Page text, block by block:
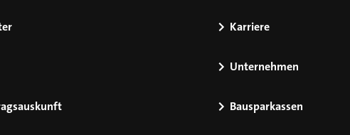
Karriere
Unternehmen
Bausparkassen